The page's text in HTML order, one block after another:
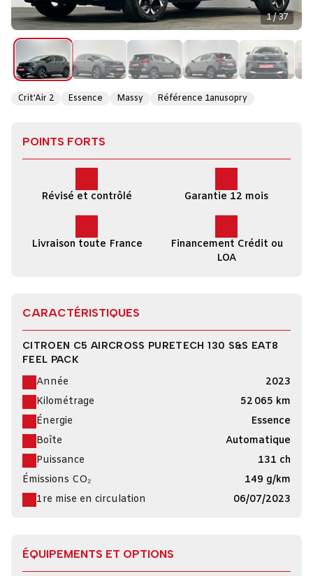
1 / 37
Crit'Air 2 Essence Massy Référence 1anusopry
POINTS FORTS
Révisé et contrôlé Garantie 12 mois
Livraison toute France
Financement Crédit ou
LOA
CARACTÉRISTIQUES
CITROEN C5 AIRCROSS PURETECH 130 S&S EAT8
FEEL PACK
Année
2023
Kilométrage
52 065 km
Énergie
Essence
Boîte
Automatique
Puissance
131 ch
Émissions CO₂
149 g/km
1re mise en circulation
06/07/2023
ÉQUIPEMENTS ET OPTIONS